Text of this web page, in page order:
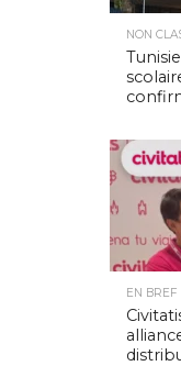
NON
EN BREF